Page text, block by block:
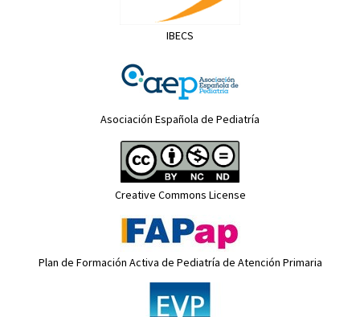
IBECS
Asociación Española de Pediatría
Creative Commons License
Plan de Formación Activa de Pediatría de Atención Primaria